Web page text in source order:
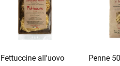
Fettuccine all'uovo
varianti.
possono
Penne
possono